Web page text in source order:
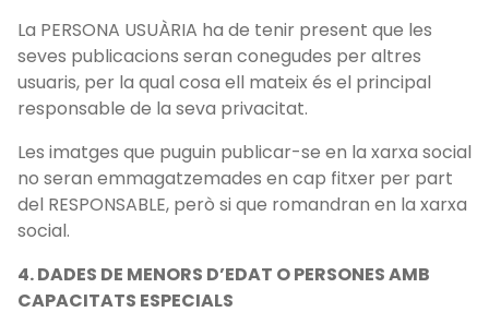
La PERSONA USUÀRIA ha de tenir present que les
seves publicacions seran conegudes per altres
usuaris, per la qual cosa ell mateix és el principal
responsable de la seva privacitat.
Les imatges que puguin publicar-se en la xarxa social
no seran emmagatzemades en cap fitxer per part
del RESPONSABLE, però si que romandran en la xarxa
social.
4. DADES DE MENORS D’EDAT O PERSONES AMB
CAPACITATS ESPECIALS